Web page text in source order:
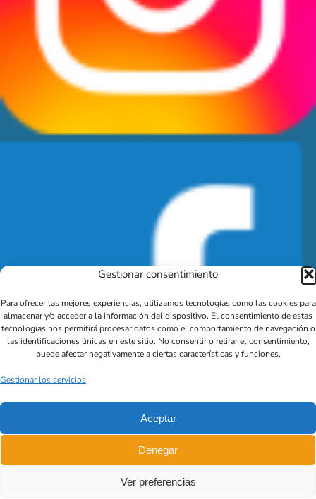
Gestionar consentimiento
Para ofrecer las mejores experiencias, utilizamos tecnologías como las cookies para
almacenar y/o acceder a la información del dispositivo. El consentimiento de estas
tecnologías nos permitirá procesar datos como el comportamiento de navegación o
las identificaciones únicas en este sitio. No consentir o retirar el consentimiento,
puede afectar negativamente a ciertas características y funciones.
Gestionar los servicios
Aceptar
Denegar
Ver preferencias